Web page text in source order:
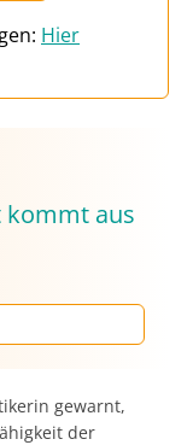
Hier
kommt aus
gewarnt,
der